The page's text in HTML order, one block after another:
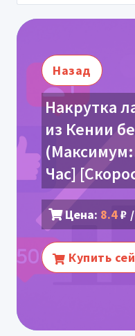
Назад
Накрутка
из Кении
Час]
Цена: 8.4₽
Купить